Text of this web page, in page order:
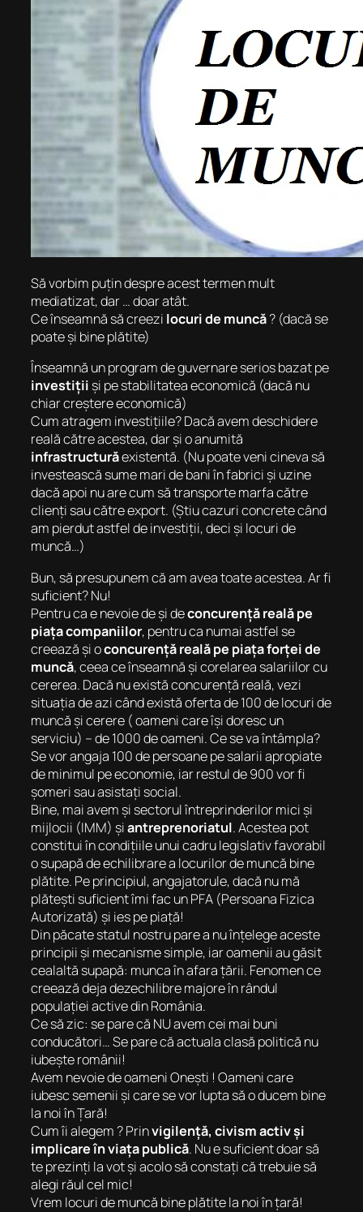
Să vorbim puțin despre acest termen mult
mediatizat, dar … doar atât.
Ce înseamnă să creezi locuri de muncă? (dacă se
poate și bine plătite)
Înseamnă un program de guvernare serios bazat pe
investiții și pe stabilitatea economică (dacă nu
chiar creștere economică)
Cum atragem investițiile? Dacă avem deschidere
reală către acestea, dar și o anumită
infrastructurăexistentă. (Nu poate veni cineva să
investească sume mari de bani în fabrici și uzine
dacă apoi nu are cum să transporte marfa către
clienți sau către export. (Știu cazuri concrete când
am pierdut astfel de investiții, deci și locuri de
muncă…)
Bun, să presupunem că am avea toate acestea. Ar fi
suficient? Nu!
Pentru ca e nevoie de și deconcurență reală pe
piața companiilor, pentru ca numai astfel se
creează și oconcurență reală pe piața forței de
muncă, ceea ce înseamnă și corelarea salariilor cu
cererea. Dacă nu există concurență reală, vezi
situația de azi când există oferta de 100 de locuri de
muncă și cerere ( oameni care își doresc un
serviciu) – de 1000 de oameni. Ce se va întâmpla?
Se vor angaja 100 de persoane pe salarii apropiate
de minimul pe economie, iar restul de 900 vor fi
șomeri sau asistați social.
Bine, mai avem și sectorul întreprinderilor mici și
mijlocii (IMM) șiantreprenoriatul. Acestea pot
constitui în condițiile unui cadru legislativ favorabil
o supapă de echilibrare a locurilor de muncă bine
plătite. Pe principiul, angajatorule, dacă nu mă
plătești suficient îmi fac un PFA (Persoana Fizica
Autorizată) și ies pe piață!
Din păcate statul nostru pare a nu înțelege aceste
principii și mecanisme simple, iar oamenii au găsit
cealaltă supapă: munca în afara țării. Fenomen ce
creează deja dezechilibre majore în rândul
populației active din România.
Ce să zic: se pare că NU avem cei mai buni
conducători… Se pare că actuala clasă politică nu
iubește românii!
Avem nevoie de oameni Onești ! Oameni care
iubesc semenii și care se vor lupta să o ducem bine
la noi în Țară!
Cum îi alegem ? Prinvigilență, civism activ și
implicare în viața publică. Nu e suficient doar să
te prezinți la vot și acolo să constați că trebuie să
alegi răul cel mic!
Vrem locuri de muncă bine plătite la noi în țară!